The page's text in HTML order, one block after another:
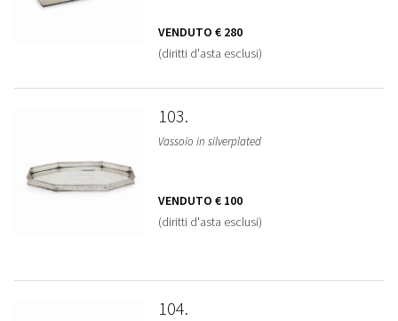
VENDUTO € 280
(diritti d'asta esclusi)
103
Vassoio in silverplated
VENDUTO € 100
(diritti d'asta esclusi)
104